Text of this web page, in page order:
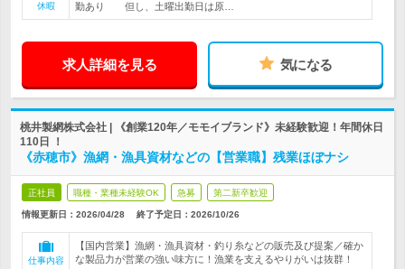
休暇
勤あり 但し、土曜出勤日は原…
求人詳細を見る 気になる
桃井製網株式会社 | 《創業120年／モモイブランド》未経験歓迎！年間休日
110日 ！
《赤穂市》漁網・漁具資材などの【営業職】残業ほぼナシ
正社員 職種・業種未経験OK 急募 第二新卒歓迎
情報更新日：2026/04/28 終了予定日： 2026/10/26
仕事内容
【国内営業】漁網・漁具資材・釣り糸などの販売及び提案／確か
な製品力が営業の強い味方に！漁業を支えるやりがいは抜群！